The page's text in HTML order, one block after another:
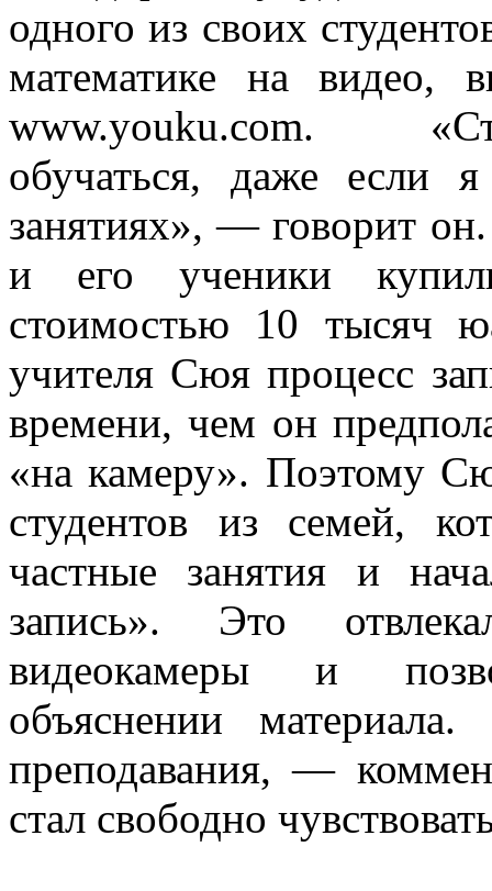
одного из своих
математике на видео,
www.youku.com.
обучаться, даже если
занятиях», — говорит
и его ученики
стоимостью 10 тысяч
учителя Сюя процесс
времени, чем он
«на камеру». Поэтому
студентов из семей,
частные занятия и
запись». Это
видеокамеры и
объяснении
преподавания, —
стал свободно